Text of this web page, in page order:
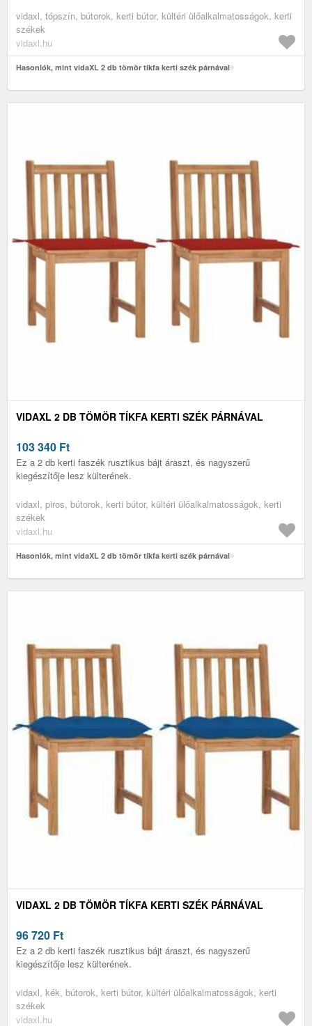
vidaxl, tópszín, bútorok, kerti bútor, kültéri ülőalkalmatosságok, kerti
székek
vidaxl.hu
Hasonlók, mint vidaXL 2 db tömör tíkfa kerti szék párnával
VIDAXL 2 DB TÖMÖR TÍKFA KERTI SZÉK PÁRNÁVAL
103 340 Ft
Ez a 2 db kerti faszék rusztikus bájt áraszt, és nagyszerű
kiegészítője lesz külterének.
vidaxl, piros, bútorok, kerti bútor, kültéri ülőalkalmatosságok, kerti
székek
vidaxl.hu
Hasonlók, mint vidaXL 2 db tömör tíkfa kerti szék párnával
VIDAXL 2 DB TÖMÖR TÍKFA KERTI SZÉK PÁRNÁVAL
96 720 Ft
Ez a 2 db kerti faszék rusztikus bájt áraszt, és nagyszerű
kiegészítője lesz külterének.
vidaxl, kék, bútorok, kerti bútor, kültéri ülőalkalmatosságok, kerti
székek
vidaxl.hu